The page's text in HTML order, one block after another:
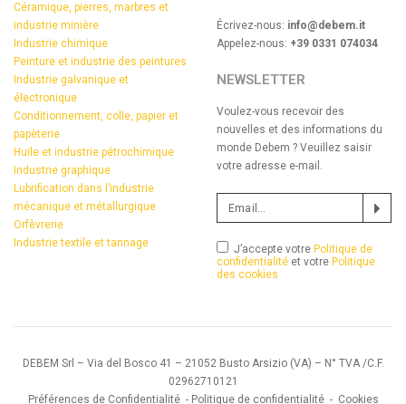
Céramique, pierres, marbres et
industrie minière
Industrie chimique
Peinture et industrie des peintures
Industrie galvanique et
électronique
Conditionnement, colle, papier et
papèterie
Huile et industrie pétrochimique
Industrie graphique
Lubrification dans l’industrie
mécanique et métallurgique
Orfèvrerie
Industrie textile et tannage
Écrivez-nous: info@debem.it
Appelez-nous: +39 0331 074034
NEWSLETTER
Voulez-vous recevoir des
nouvelles et des informations du
monde Debem ? Veuillez saisir
votre adresse e-mail.
J’accepte votre Politique de
confidentialité et votre Politique
des cookies
DEBEM Srl – Via del Bosco 41 – 21052 Busto Arsizio (VA) – N° TVA /C.F.
02962710121
Préférences de Confidentialité - Politique de confidentialité - Cookies